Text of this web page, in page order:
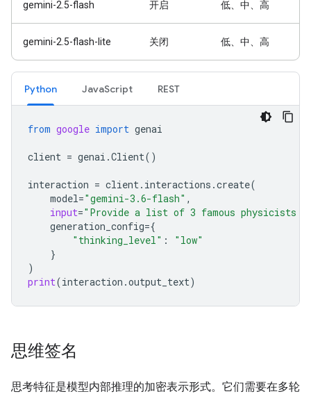
gemini-2.5-flash 开启 低、中、高
gemini-2.5-flash-lite 关闭 低、中、高
Python JavaScript REST
from google import genai
client = genai .Client()
interaction = client. interactions .create(
model="gemini-3.6-flash" ,
input="Provide a list of 3 famous physicists
generation_config={
"thinking_level" :
"low"
}
)
print(interaction .output_text)
思维签名
思考特征是模型内部推理的加密表示形式。它们需要在多轮